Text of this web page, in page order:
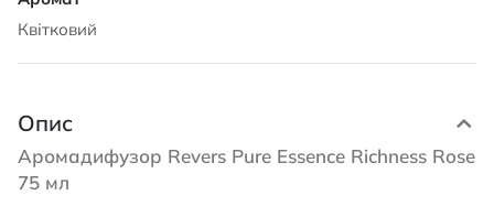
Квітковий
Опис
Аромадифузор Revers Pure Essence Richness Rose
75 мл